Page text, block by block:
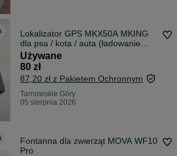
Lokalizator GPS MKX50A MKING
dla psa / kota / auta (ładowanie
przez USB-C, wytrzymała bateria)
Używane
80 zł
87,20 zł z Pakietem Ochronnym
Tarnowskie Góry
05 sierpnia 2026
Fontanna dla zwierząt MOVA WF10
Pro